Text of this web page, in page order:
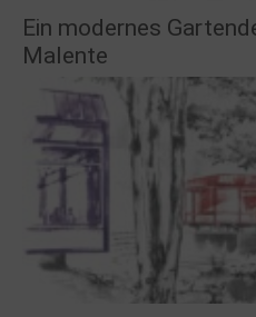
Ein modernes
Malente